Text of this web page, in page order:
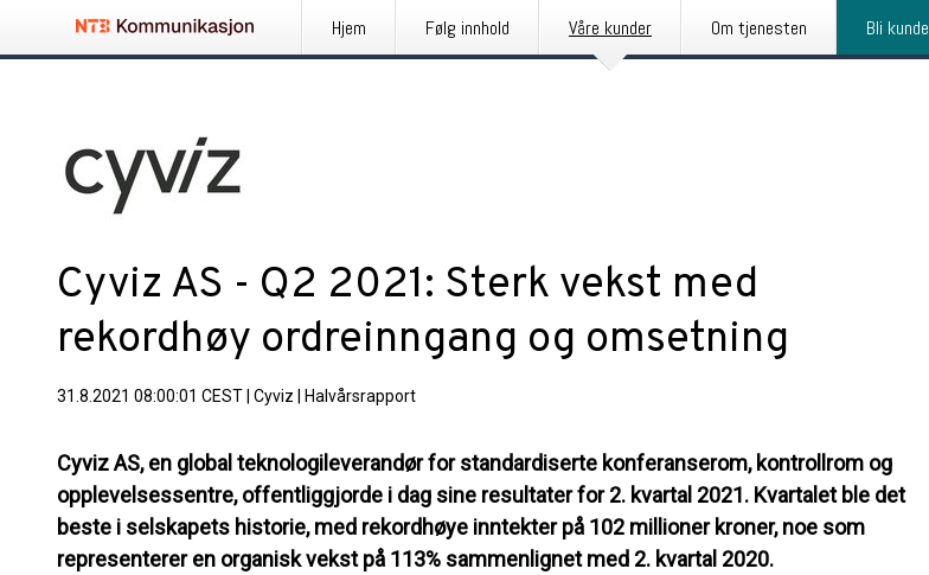
Hjem Følg innhold Våre kunder Om tjenesten Bli kunde
Cyviz AS - Q2 2021: Sterk vekst med
rekordhøy ordreinngang og omsetning
31.8.2021 08:00:01 CEST Cyviz Halvårsrapport
Cyviz AS, en global teknologileverandør for standardiserte konferanserom, kontrollrom og
opplevelsessentre, offentliggjorde i dag sine resultater for 2. kvartal 2021. Kvartalet ble det
beste i selskapets historie, med rekordhøye inntekter på 102 millioner kroner, noe som
representerer en organisk vekst på 113% sammenlignet med 2. kvartal 2020.